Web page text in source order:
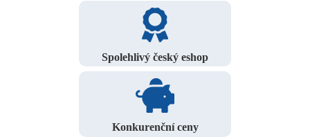
Spolehlivý český eshop
Konkurenční ceny